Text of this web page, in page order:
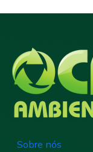
Sobre nós